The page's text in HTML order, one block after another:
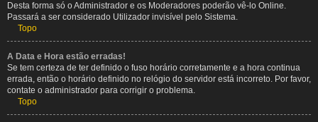
Desta forma só o Administrador e os Moderadores poderão vê-lo Online.
Passará a ser considerado Utilizador invisível pelo Sistema.
Topo
A Data e Hora estão erradas!
Se tem certeza de ter definido o fuso horário corretamente e a hora continua
errada, então o horário definido no relógio do servidor está incorreto. Por favor,
contate o administrador para corrigir o problema.
Topo